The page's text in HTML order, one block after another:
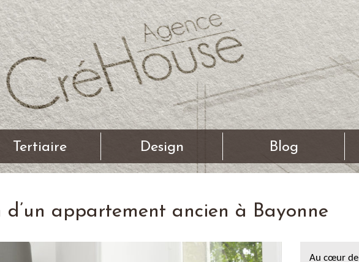
Tertiaire Design Blog
d’un appartement ancien à Bayonne
Au cœur de